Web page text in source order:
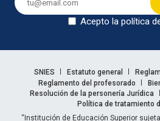
Acepto la política
Enlaces legales
SNIES Estatuto general
Reglamento del profesorado
Resolución de la personería Jurídica
Política de tratamiento
“Institución de Educación Superior